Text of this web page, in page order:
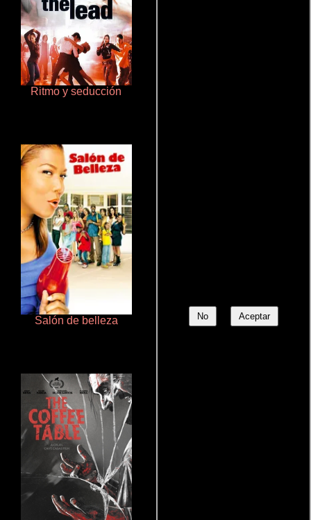
No Aceptar
Ritmo y seducción
Salón de belleza Doktorspiele